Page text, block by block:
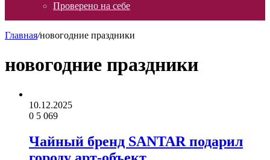
Проверено на себе
Главная/новогодние праздники
новогодние праздники
10.12.2025
0 5 069
Чайный бренд SANTAR подарил